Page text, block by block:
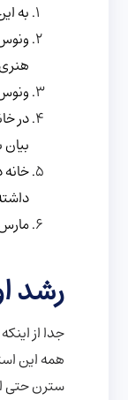
به
در
رشد
جدا از
سترن حتی